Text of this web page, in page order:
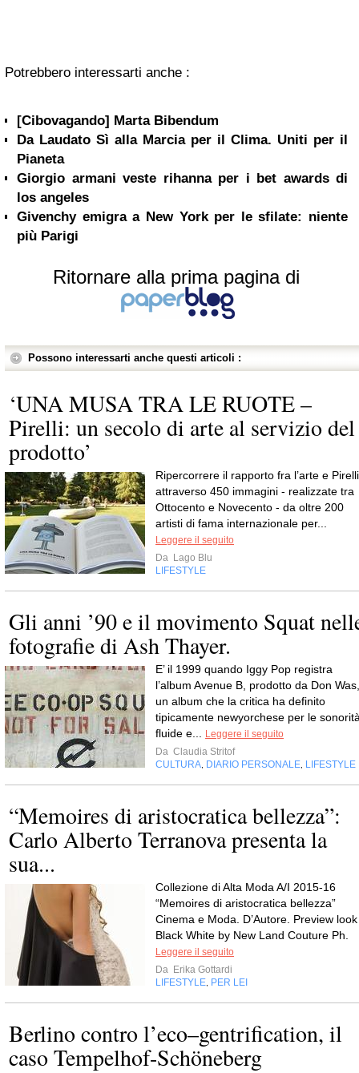
Potrebbero interessarti anche :
[Cibovagando] Marta Bibendum
Da Laudato Sì alla Marcia per il Clima. Uniti per il
Pianeta
Giorgio armani veste rihanna per i bet awards di
los angeles
Givenchy emigra a New York per le sfilate: niente
più Parigi
Ritornare alla prima pagina di
Possono interessarti anche questi articoli :
‘UNA MUSA TRA LE RUOTE –
Pirelli: un secolo di arte al servizio del
prodotto’
Ripercorrere il rapporto fra l’arte e Pirelli
attraverso 450 immagini - realizzate tra
Ottocento e Novecento - da oltre 200
artisti di fama internazionale per...
Leggere il seguito
Da Lago Blu
LIFESTYLE
Gli anni ’90 e il movimento Squat
fotografie di Ash Thayer.
E’ il 1999 quando Iggy Pop registra
l’album Avenue B, prodotto da Don Was,
un album che la critica ha definito
tipicamente newyorchese per le
fluide e...
Leggere il seguito
Da Claudia Stritof
CULTURA DIARIO PERSONALE LIFESTYLE
“Memoires di aristocratica bellezza”:
Carlo Alberto Terranova presenta la
sua...
Collezione di Alta Moda A/I 2015-16
“Memoires di aristocratica bellezza”
Cinema e Moda. D’Autore. Preview look
Black White by New Land Couture Ph.
Leggere il seguito
Da Erika Gottardi
LIFESTYLE PER LEI
Berlino contro l’eco–gentrification, il
caso Tempelhof-Schöneberg